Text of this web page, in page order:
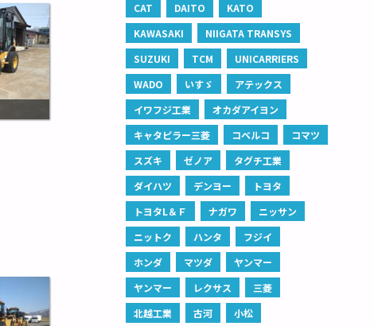
CAT DAITO
KATO
KAWASAKI
NIIGATA TRANSYS
SUZUKI
TCM
UNICARRIERS
WADO
いすゞ
アテックス
イワフジ工業
オカダアイヨン
キャタピラー三菱
コベルコ
コマツ
スズキ
ゼノア
タグチ工業
ダイハツ
デンヨー
トヨタ
トヨタL＆Ｆ
ナガワ
ニッサン
ニットク
ハンタ
フジイ
ホンダ
マツダ
ヤンマー
ヤンマー
レクサス
三菱
北越工業
古河
小松